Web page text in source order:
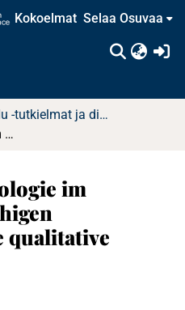
Kokoelmat Selaa Osuvaa
Pro gradu -tutkielmat ja diplomityöt
Deutsche Phraseologie im schwedischsprachigen Gymnasium. Eine qualitative Untersuchung
im
qualitative